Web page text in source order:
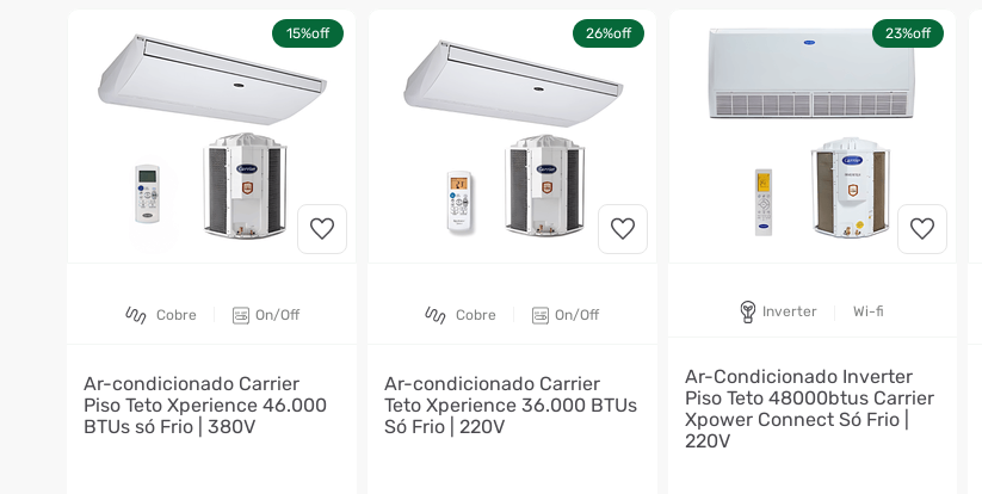
15%off
Cobre On/Off
Ar-condicionado Carrier
Piso Teto Xperience 46.000
BTUs só Frio | 380V
26%off
Cobre On/Off
Ar-condicionado Carrier
Teto Xperience 36.000 BTUs
Só Frio | 220V
23%off
Inverter Wi-fi
Ar-Condicionado Inverter
Piso Teto 48000btus Carrier
Xpower Connect Só Frio |
220V